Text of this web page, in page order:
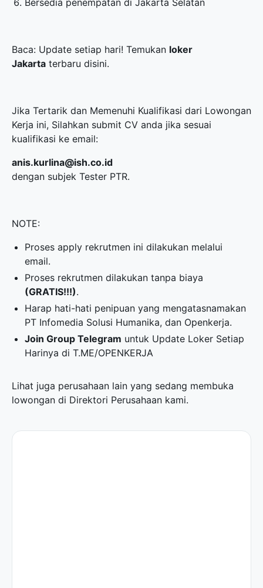
Bersedia penempatan di Jakarta Selatan
Baca: Update setiap hari! Temukan loker
Jakarta terbaru disini.
Jika Tertarik dan Memenuhi Kualifikasi dari Lowongan
Kerja ini, Silahkan submit CV anda jika sesuai
kualifikasi ke email:
anis.kurlina@ish.co.id
dengan subjek Tester PTR.
NOTE:
Proses apply rekrutmen ini dilakukan melalui
email.
Proses rekrutmen dilakukan tanpa biaya
(GRATIS!!!).
Harap hati-hati penipuan yang mengatasnamakan
PT Infomedia Solusi Humanika, dan Openkerja.
Join Group Telegram untuk Update Loker Setiap
Harinya diT.ME/OPENKERJA
Lihat juga perusahaan lain yang sedang membuka
lowongan di Direktori Perusahaan kami.